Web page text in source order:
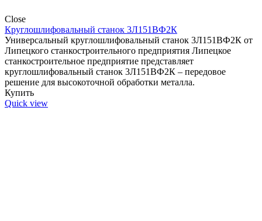
Close
Круглошлифовальный станок 3Л151ВФ2К
Универсальный круглошлифовальный станок 3Л151ВФ2К от
Липецкого станкостроительного предприятия Липецкое
станкостроительное предприятие представляет
круглошлифовальный станок 3Л151ВФ2К – передовое
решение для высокоточной обработки металла.
Купить
Quick view